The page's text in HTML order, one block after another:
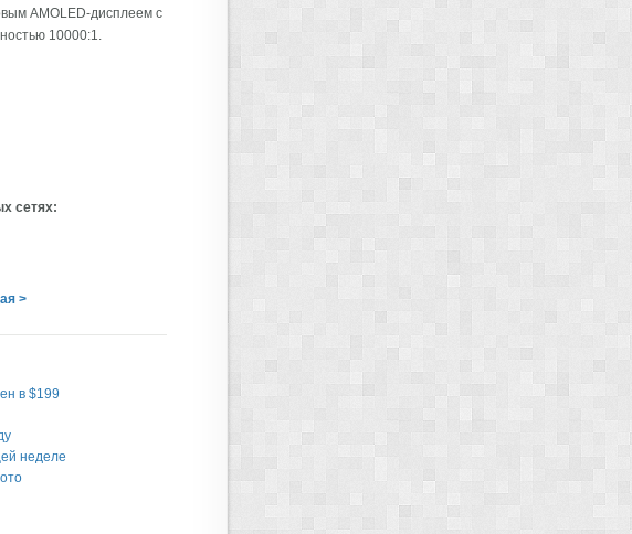
AMOLED-дисплеем с
10000:1.
сетях:
>
в $199
неделе